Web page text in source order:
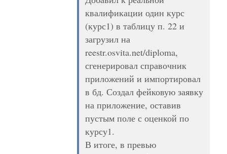
квалификации один курс
(курс1) в таблицу п. 22 и
загрузил на
reestr.osvita.net/diploma,
сгенерировал справочник
приложений и импортировал
в бд. Создал фейковую заявку
на приложение, оставив
пустым поле с оценкой по
курсу1.
В итоге, в превью